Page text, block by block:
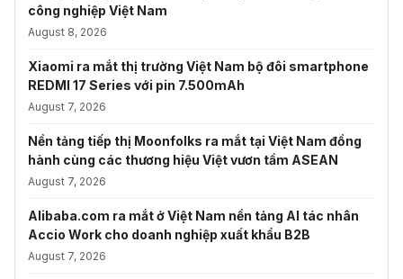
công nghiệp Việt Nam
August 8, 2026
Xiaomi ra mắt thị trường Việt Nam bộ đôi smartphone
REDMI 17 Series với pin 7.500mAh
August 7, 2026
Nền tảng tiếp thị Moonfolks ra mắt tại Việt Nam đồng
hành cùng các thương hiệu Việt vươn tầm ASEAN
August 7, 2026
Alibaba.com ra mắt ở Việt Nam nền tảng AI tác nhân
Accio Work cho doanh nghiệp xuất khẩu B2B
August 7, 2026